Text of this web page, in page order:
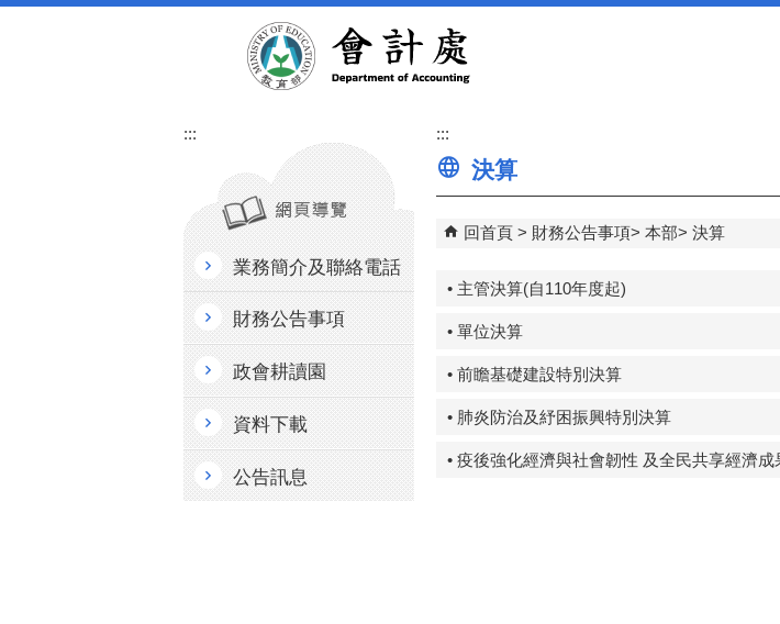
:::
業務簡介及聯絡電話
財務公告事項
政會耕讀園
資料下載
公告訊息
:::
決算
回首頁 財務公告事項 本部 決算
• 主管決算(自110年度起)
• 單位決算
• 前瞻基礎建設特別決算
• 肺炎防治及紓困振興特別決算
• 疫後強化經濟與社會韌性 及全民共享經濟成